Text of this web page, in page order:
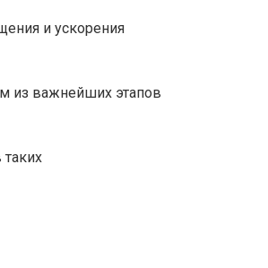
и ускорения
из важнейших этапов